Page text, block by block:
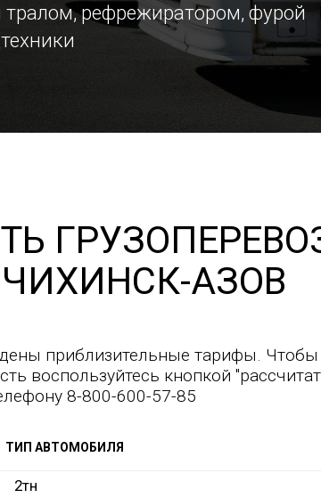
тралом, рефрежиратором, фурой
АЗОВ
приблизительные тарифы. Чтобы
воспользуйтесь кнопкой
8-800-600-57-85
ТИП АВТОМОБИЛЯ
2тн